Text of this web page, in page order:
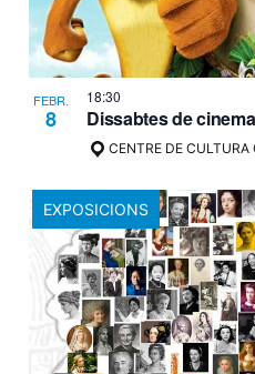
FEBR.
8
18:30
Dissabtes de
CENTRE DE CULTURA
EXPOSICIONS